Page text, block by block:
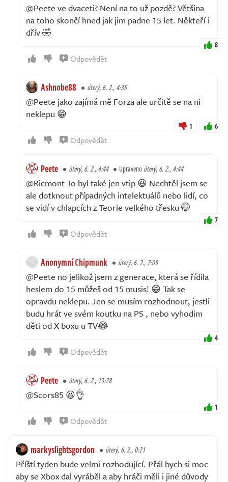
@Peete ve dvaceti? Není na to už pozdě? Většina
na toho skončí hned jak jim padne 15 let. Někteří i
dřív 🤣
8
Odpovědět
Ashnobe88 úterý, 6. 2., 4:35
@Peete jako zajímá mě Forza ale určitě se na ni
neklepu 😁
1 6
Odpovědět
Peete úterý, 6. 2., 4:44 Upravenoúterý, 6. 2., 4:44
@Ricmont To byl také jen vtip 😆 Nechtěl jsem se
ale dotknout případných intelektuálů nebo lidí, co
se vidí v chlapcích z Teorie velkého třesku 🤭
7
Odpovědět
Anonymní Chipmunk úterý, 6. 2., 7:05
@Peete no jelikož jsem z generace, která se řídila
heslem do 15 můžeš od 15 musis! 😁 Tak se
opravdu neklepu. Jen se musím rozhodnout, jestli
budu hrát ve svém koutku na PS , nebo vyhodim
děti od X boxu u TV😂
4
Odpovědět
Peete úterý, 6. 2., 13:28
@Scors85 😆👌
1
Odpovědět
markyslightsgordon úterý, 6. 2., 0:21
Příští tyden bude velmi rozhodující. Přál bych si moc
aby se Xbox dal vyráběl a aby hráči měli i jiné důvody